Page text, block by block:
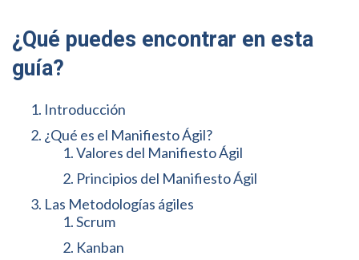
¿Qué puedes encontrar en esta
guía?
Introducción
¿Qué es el Manifiesto Ágil?
Valores del Manifiesto Ágil
Principios del Manifiesto Ágil
Las Metodologías ágiles
Scrum
Kanban